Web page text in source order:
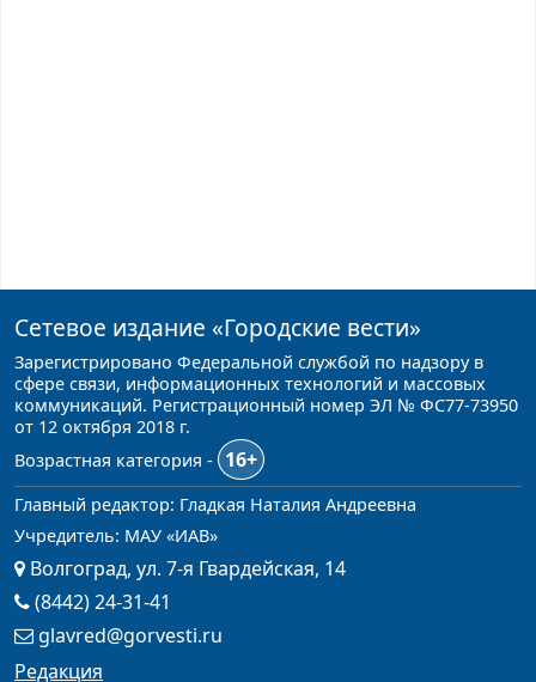
Сетевое издание «Городские вести»
Зарегистрировано Федеральной службой по надзору в
сфере связи, информационных технологий и массовых
коммуникаций. Регистрационный номер ЭЛ № ФС77-73950
от 12 октября 2018 г.
Возрастная категория -
16+
Главный редактор: Гладкая Наталия Андреевна
Учредитель: МАУ «ИАВ»
Волгоград, ул. 7-я Гвардейская, 14
(8442) 24-31-41
glavred@gorvesti.ru
Редакция